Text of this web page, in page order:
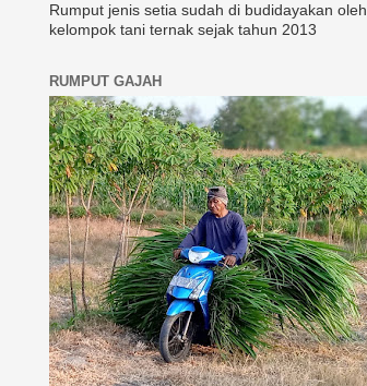
Rumput jenis setia sudah di budidayakan oleh
kelompok tani ternak sejak tahun 2013
RUMPUT GAJAH